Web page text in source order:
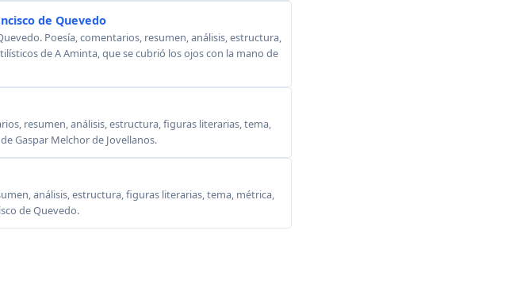
de Quevedo
Poesía, comentarios, resumen, análisis, estructura,
de A Aminta, que se cubrió los ojos con la mano de
resumen, análisis, estructura, figuras literarias, tema,
Gaspar Melchor de Jovellanos.
análisis, estructura, figuras literarias, tema, métrica,
de Quevedo.